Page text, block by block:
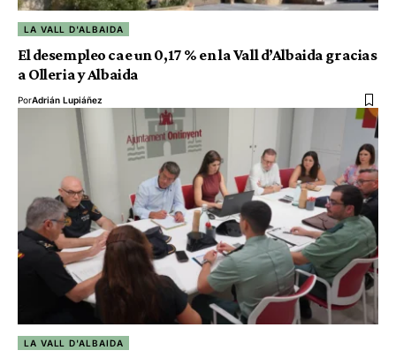
LA VALL D'ALBAIDA
El desempleo cae un 0,17 % en la Vall d’Albaida gracias
a Olleria y Albaida
PorAdrián Lupiáñez
LA VALL D'ALBAIDA